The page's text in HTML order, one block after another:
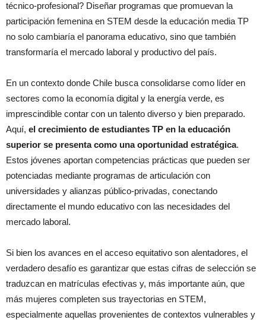
técnico-profesional? Diseñar programas que promuevan la
participación femenina en STEM desde la educación media TP
no solo cambiaría el panorama educativo, sino que también
transformaría el mercado laboral y productivo del país.
En un contexto donde Chile busca consolidarse como líder en
sectores como la economía digital y la energía verde, es
imprescindible contar con un talento diverso y bien preparado.
Aquí, el crecimiento de estudiantes TP en la educación
superior se presenta como una oportunidad estratégica.
Estos jóvenes aportan competencias prácticas que pueden ser
potenciadas mediante programas de articulación con
universidades y alianzas público-privadas, conectando
directamente el mundo educativo con las necesidades del
mercado laboral.
Si bien los avances en el acceso equitativo son alentadores, el
verdadero desafío es garantizar que estas cifras de selección se
traduzcan en matrículas efectivas y, más importante aún, que
más mujeres completen sus trayectorias en STEM,
especialmente aquellas provenientes de contextos vulnerables y